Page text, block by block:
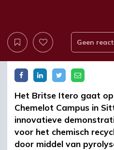
Geen
Het Britse Itero gaat
Chemelot Campus in
innovatieve
voor het chemisch
door middel van